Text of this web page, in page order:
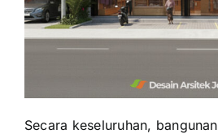
Secara keseluruhan, bangunan